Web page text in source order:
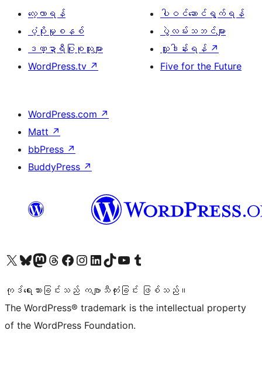
လေ့လာရန်
ပံ့ပိုးမှုစနစ်
ဒဏ္ဍာရီပြုစုသူများ
WordPress.tv ↗
ပါဝင်ဆောင်ရွက်ရန်
ပွဲလမ်းသဘင်များ
လှူဒါန်းရန် ↗
Five for the Future
WordPress.com ↗
Matt ↗
bbPress ↗
BuddyPress ↗
ကျွန်ုပ်တို့၏ X (ယခင် Twitter) အကောင့်သို့ သွားရောက်ကြည့်ရှုပါကျွန်ုပ်တို့၏ Bluesky အကောင့်သို့ ဝင်ရောက်ကြည့်ရှုရန်
ကျွန်ုပ်တို့၏ Mastodon အကောင့်သို့ သွားရောက်ကြည့်ရှုပါကျွန်ုပ်တို့၏ Threads အကောင့်သို့ ဝင်ရောက်ကြည့်ရှုရန်
ကျွန်ုပ်တို့၏ Facebook စာမျက်နှာသို့ သွားရောက်ကြည့်ရှုပါကျွန်ုပ်တို့၏ Instagram အကောင့်သို့ သွားရောက်ကြည့်ရှုပါ ကျွန်ုပ်တို့၏ LinkedIn အကောင့်သို့ သွားရောက်ကြည့်ရှုပါကျွန်ုပ်တို့၏ TikTok အကောင့်သို့ ဝင်ရောက်ကြည့်ရှုရန်
ကျွန်ုပ်တို့၏ YouTube ချန်နယ်သို့ သွားရောက်ကြည့်ရှုပါ ကျွန်ုပ်တို့၏ Tumblr အကောင့်သို့ ဝင်ရောက်ကြည့်ရှုရန်
ကုဒ်ရေးသားခြင်းသည် ကဗျာသီကုံးခြင်း ဖြစ်သည်။
The WordPress® trademark is the intellectual property
of the WordPress Foundation.